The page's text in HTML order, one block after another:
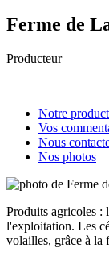
Ferme de
Producteur
Notre
Vos
Nous
Nos photos
Produits agricoles :
l'exploitation. Les
volailles, grâce à la